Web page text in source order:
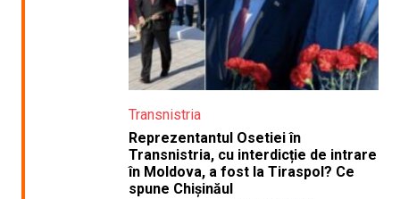
Transnistria
Reprezentantul Osetiei în
Transnistria, cu interdicție de intrare
în Moldova, a fost la Tiraspol? Ce
spune Chișinăul